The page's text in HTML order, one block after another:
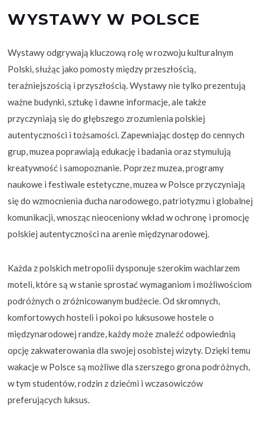
WYSTAWY W POLSCE
Wystawy odgrywają kluczową rolę w rozwoju kulturalnym
Polski, służąc jako pomosty między przeszłością,
teraźniejszością i przyszłością. Wystawy nie tylko prezentują
ważne budynki, sztukę i dawne informacje, ale także
przyczyniają się do głębszego zrozumienia polskiej
autentyczności i tożsamości. Zapewniając dostęp do cennych
grup, muzea poprawiają edukację i badania oraz stymulują
kreatywność i samopoznanie. Poprzez muzea, programy
naukowe i festiwale estetyczne, muzea w Polsce przyczyniają
się do wzmocnienia ducha narodowego, patriotyzmu i globalnej
komunikacji, wnosząc nieoceniony wkład w ochronę i promocję
polskiej autentyczności na arenie międzynarodowej.
Każda z polskich metropolii dysponuje szerokim wachlarzem
moteli, które są w stanie sprostać wymaganiom i możliwościom
podróżnych o zróżnicowanym budżecie. Od skromnych,
komfortowych hosteli i pokoi po luksusowe hostele o
międzynarodowej randze, każdy może znaleźć odpowiednią
opcję zakwaterowania dla swojej osobistej wizyty. Dzięki temu
wakacje w Polsce są możliwe dla szerszego grona podróżnych,
w tym studentów, rodzin z dziećmi i wczasowiczów
preferujących luksus.